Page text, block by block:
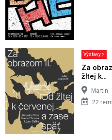
Výstavy >
Za
žltej k…
Martin
22